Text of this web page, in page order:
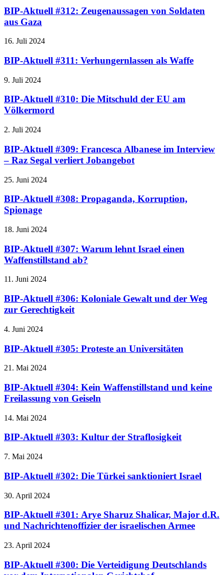
BIP-Aktuell #312: Zeugenaussagen von Soldaten
aus Gaza
16. Juli 2024
BIP-Aktuell #311: Verhungernlassen als Waffe
9. Juli 2024
BIP-Aktuell #310: Die Mitschuld der EU am
Völkermord
2. Juli 2024
BIP-Aktuell #309: Francesca Albanese im Interview
– Raz Segal verliert Jobangebot
25. Juni 2024
BIP-Aktuell #308: Propaganda, Korruption,
Spionage
18. Juni 2024
BIP-Aktuell #307: Warum lehnt Israel einen
Waffenstillstand ab?
11. Juni 2024
BIP-Aktuell #306: Koloniale Gewalt und der Weg
zur Gerechtigkeit
4. Juni 2024
BIP-Aktuell #305: Proteste an Universitäten
21. Mai 2024
BIP-Aktuell #304: Kein Waffenstillstand und keine
Freilassung von Geiseln
14. Mai 2024
BIP-Aktuell #303: Kultur der Straflosigkeit
7. Mai 2024
BIP-Aktuell #302: Die Türkei sanktioniert Israel
30. April 2024
BIP-Aktuell #301: Arye Sharuz Shalicar, Major d.R.
und Nachrichtenoffizier der israelischen Armee
23. April 2024
BIP-Aktuell #300: Die Verteidigung Deutschlands